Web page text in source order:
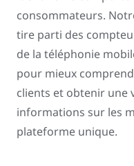
consommateurs.
tire parti des
de la téléphonie
pour mieux
clients et obtenir une
informations sur les
plateforme unique.